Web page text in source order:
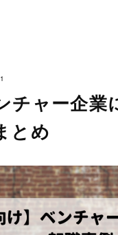
チャー企
とめ